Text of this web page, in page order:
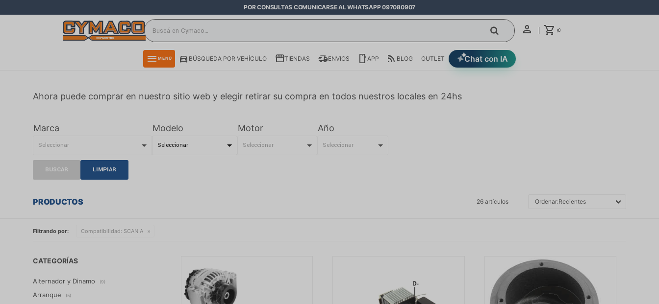
POR CONSULTAS COMUNICARSE AL WHATSAPP 097080907
$0
menu MENÚ Chat con IA
BÚSQUEDA POR VEHÍCULO TIENDAS ENVIOS APP BLOG OUTLET
Ahora puede comprar en nuestro sitio web y elegir retirar su compra en todos nuestros locales en 24hs
Marca Modelo Motor Año
BUSCAR LIMPIAR
PRODUCTOS 26 artículos Recientes
Filtrando por: Compatibilidad: SCANIA
CATEGORÍAS
Alternador y Dinamo (9)
Arranque (5)
close
directions_car
smartphone